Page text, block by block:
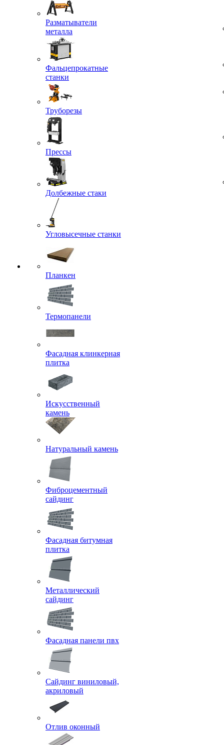
Разматыватели
металла
Фальцепрокатные
станки
Труборезы
Прессы
Долбежные стаки
Угловысечные станки
Планкен
Термопанели
Фасадная клинкерная
плитка
Искусственный
камень
Натуральный камень
Фиброцементный
сайдинг
Фасадная битумная
плитка
Металлический
сайдинг
Фасадная панели пвх
Сайдинг виниловый,
акриловый
Отлив оконный